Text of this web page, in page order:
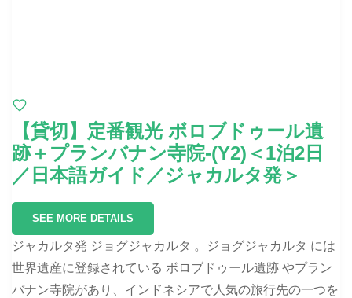
【貸切】定番観光 ボロブドゥール遺
跡＋プランバナン寺院-(Y2)＜1泊2日
／日本語ガイド／ジャカルタ発＞
SEE MORE DETAILS
ジャカルタ発 ジョグジャカルタ 。ジョグジャカルタ には
世界遺産に登録されている ボロブドゥール遺跡 やプラン
バナン寺院があり、インドネシアで人気の旅行先の一つを